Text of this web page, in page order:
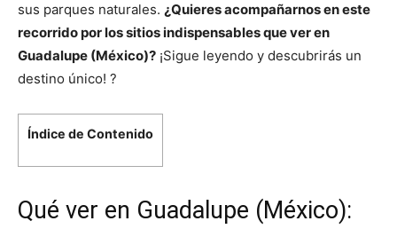
sus parques naturales. ¿Quieres acompañarnos en este
recorrido por los sitios indispensables que ver en
Guadalupe (México)? ¡Sigue leyendo y descubrirás un
destino único! ?
Índice de Contenido
Qué ver en Guadalupe (México):